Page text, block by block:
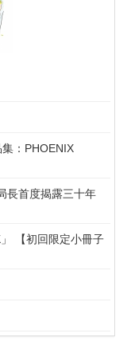
集：PHOENIX
長首度揭露三十年
【初回限定小冊子